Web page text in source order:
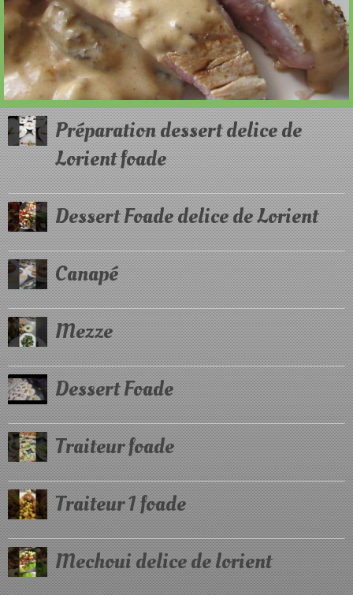
Préparation dessert delice de
Lorient foade
Dessert Foade delice de Lorient
Canapé
Mezze
Dessert Foade
Traiteur foade
Traiteur 1 foade
Mechoui delice de lorient